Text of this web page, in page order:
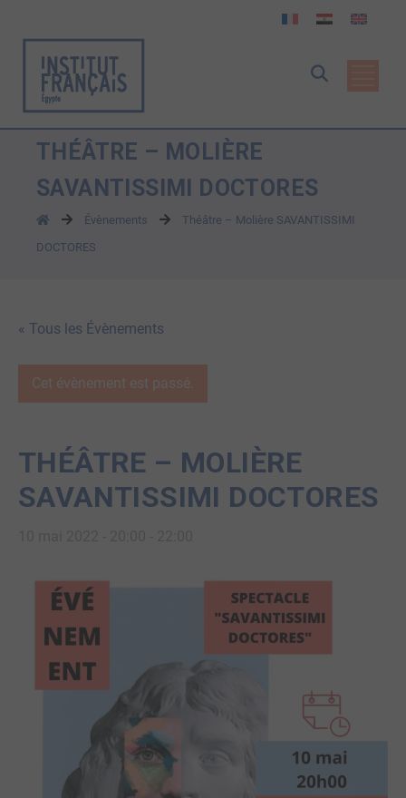
THÉÂTRE – MOLIÈRE
SAVANTISSIMI DOCTORES
Évènements
Théâtre – Molière SAVANTISSIMI
DOCTORES
« Tous les Évènements
Cet évènement est passé.
THÉÂTRE – MOLIÈRE
SAVANTISSIMI DOCTORES